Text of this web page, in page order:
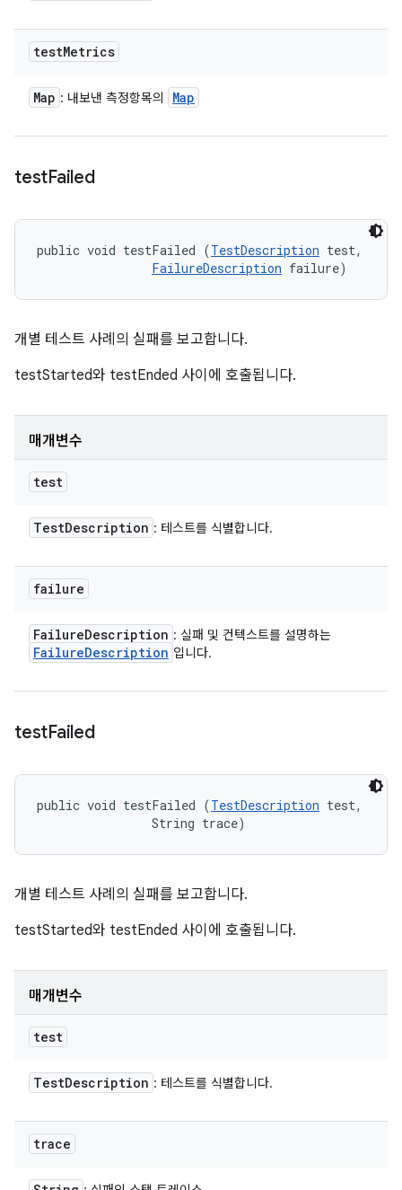
testMetrics
Map : 내보낸 측정항목의 Map
testFailed
public void testFailed (TestDescription test,
FailureDescription failure)
개별 테스트 사례의 실패를 보고합니다.
testStarted와 testEnded 사이에 호출됩니다.
매개변수
test
TestDescription : 테스트를 식별합니다.
failure
FailureDescription : 실패 및 컨텍스트를 설명하는
FailureDescription 입니다.
testFailed
public void testFailed (TestDescription test,
                String trace)
개별 테스트 사례의 실패를 보고합니다.
testStarted와 testEnded 사이에 호출됩니다.
매개변수
test
TestDescription : 테스트를 식별합니다.
trace